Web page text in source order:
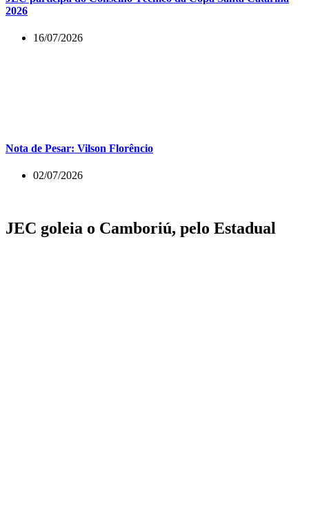
2026
16/07/2026
Nota de Pesar: Vilson Florêncio
02/07/2026
JEC goleia o Camboriú, pelo Estadual